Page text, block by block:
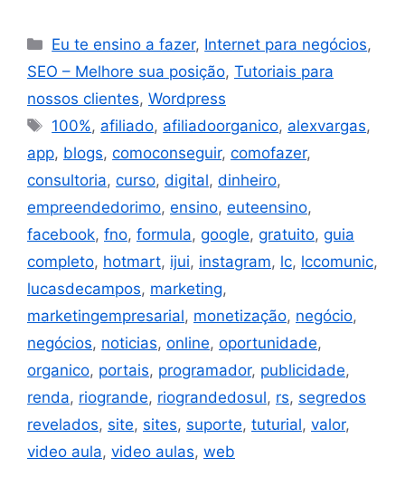
Eu te ensino a fazer, Internet para negócios,
SEO – Melhore sua posição, Tutoriais para
nossos clientes, Wordpress
100%, afiliado, afiliadoorganico, alexvargas,
app, blogs, comoconseguir, comofazer,
consultoria, curso, digital, dinheiro,
empreendedorimo, ensino, euteensino,
facebook, fno, formula, google, gratuito, guia
completo, hotmart, ijui, instagram, lc, lccomunic,
lucasdecampos, marketing,
marketingempresarial, monetização, negócio,
negócios, noticias, online, oportunidade,
organico, portais, programador, publicidade,
renda, riogrande, riograndedosul, rs, segredos
revelados, site, sites, suporte, tuturial, valor,
video aula, video aulas, web